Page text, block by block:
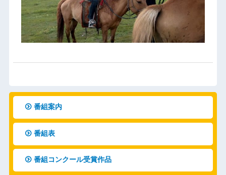
番組案内
番組表
番組コンクール受賞作品